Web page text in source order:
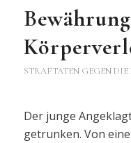
STRAFTATEN GEGEN
Der junge
getrunken. Von